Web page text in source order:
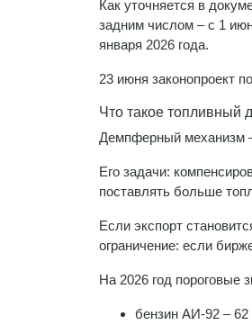
Как уточняется в
задним числом – с 1
января 2026 года.
23 июня законопроект
Что такое топливный
Демпферный механизм
Его задачи:
поставлять больше
Если экспорт
ограничение: если
На 2026 год пороговые
бензин АИ-92 – 62